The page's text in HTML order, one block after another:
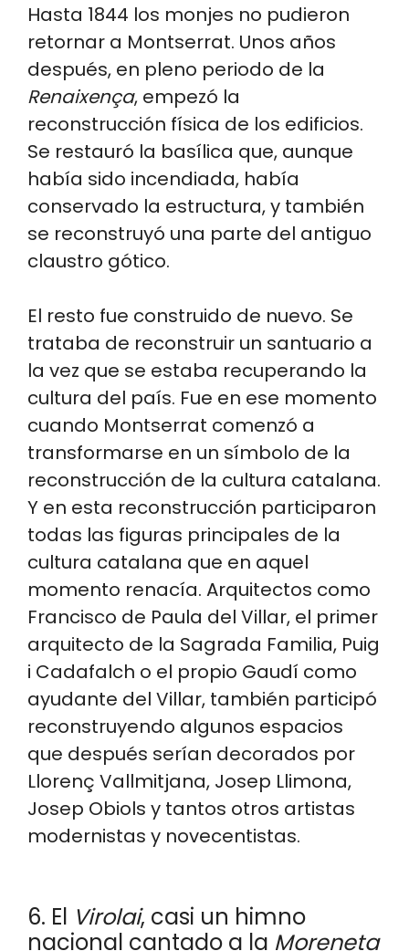
Hasta 1844 los monjes no pudieron
retornar a Montserrat. Unos años
después, en pleno periodo de la
Renaixença, empezó la
reconstrucción física de los edificios.
Se restauró la basílica que, aunque
había sido incendiada, había
conservado la estructura, y también
se reconstruyó una parte del antiguo
claustro gótico.
El resto fue construido de nuevo. Se
trataba de reconstruir un santuario a
la vez que se estaba recuperando la
cultura del país. Fue en ese momento
cuando Montserrat comenzó a
transformarse en un símbolo de la
reconstrucción de la cultura catalana.
Y en esta reconstrucción participaron
todas las figuras principales de la
cultura catalana que en aquel
momento renacía. Arquitectos como
Francisco de Paula del Villar, el primer
arquitecto de la Sagrada Familia, Puig
i Cadafalch o el propio Gaudí como
ayudante del Villar, también participó
reconstruyendo algunos espacios
que después serían decorados por
Llorenç Vallmitjana, Josep Llimona,
Josep Obiols y tantos otros artistas
modernistas y novecentistas.
6. El Virolai, casi un himno
nacional cantado a la Moreneta